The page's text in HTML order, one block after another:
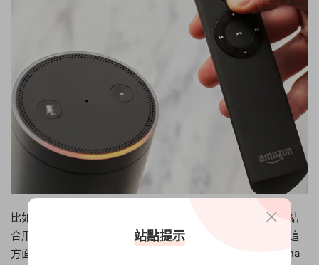
比如它可以提醒你日曆事項，播報你關注球隊的比分，以及結
合用戶信息，提供個性化的回答。這并非一夕之功，微軟在這
方面很有發言權，經過了很多年的積累之後，才有了 Cortana
站點提示